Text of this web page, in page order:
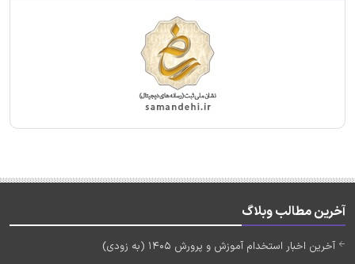
آخرین مطالب وبلاگ
آخرین اخبار استخدام آموزش و پرورش 1405 (به زودی)